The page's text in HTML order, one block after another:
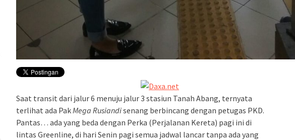
Saat transit dari jalur 6 menuju jalur 3 stasiun Tanah Abang, ternyata
terlihat ada PakMega Rusiandisenang berbincang dengan petugas PKD.
Pantas… ada yang beda dengan Perka (Perjalanan Kereta) pagi ini di
lintas Greenline, di hari Senin pagi semua jadwal lancar tanpa ada yang